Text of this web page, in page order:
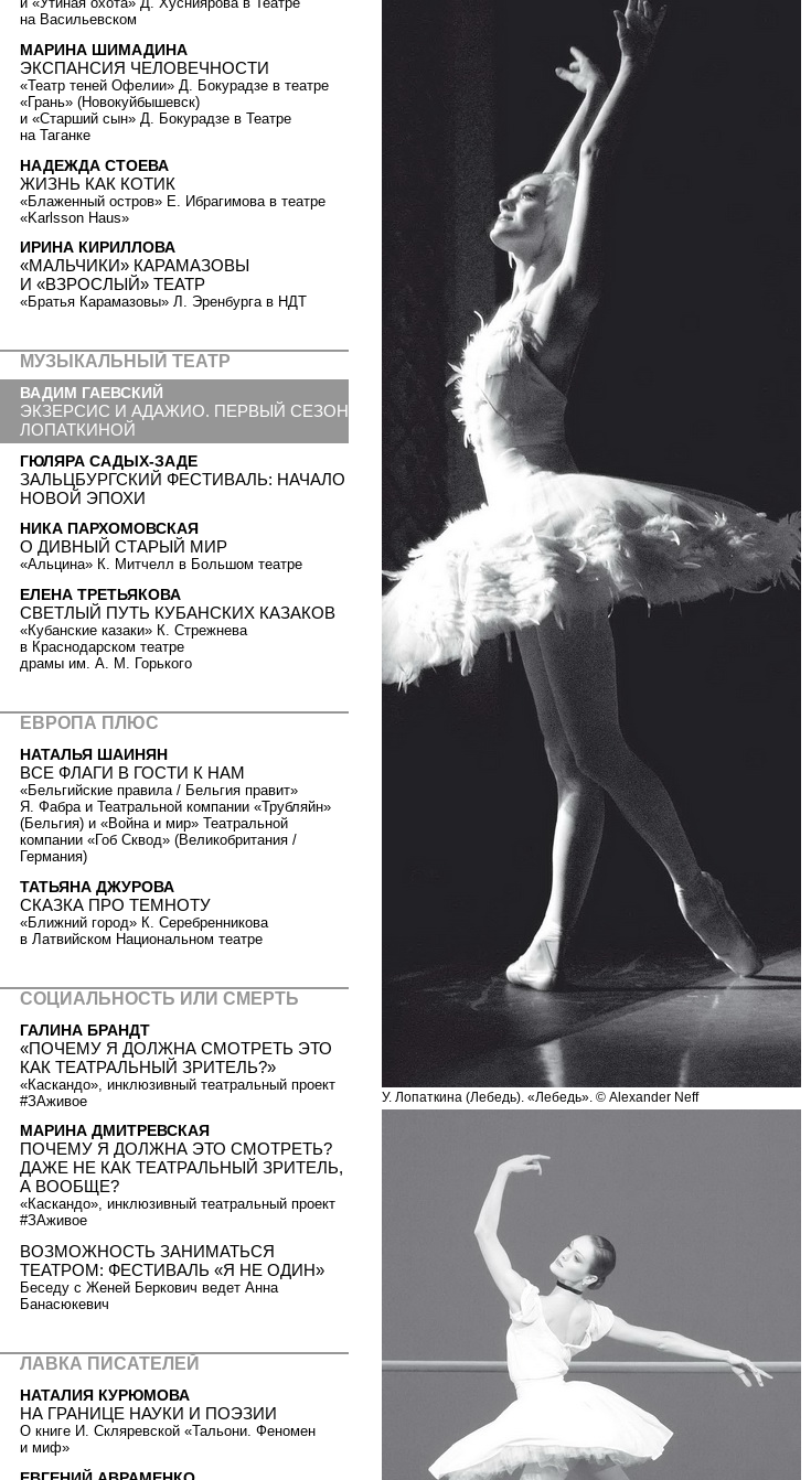
У. Лопаткина (Лебедь). «Лебедь». © Alexander Neff
на Васильевском
МАРИНА ШИМАДИНА
ЭКСПАНСИЯ ЧЕЛОВЕЧНОСТИ
«Театр теней Офелии» Д. Бокурадзе в театре
«Грань» (Новокуйбышевск)
и «Старший сын» Д. Бокурадзе в Театре
на Таганке
НАДЕЖДА СТОЕВА
ЖИЗНЬ КАК КОТИК
«Блаженный остров» Е. Ибрагимова в театре
«Karlsson Haus»
ИРИНА КИРИЛЛОВА
«МАЛЬЧИКИ» КАРАМАЗОВЫ
И «ВЗРОСЛЫЙ» ТЕАТР
«Братья Карамазовы» Л. Эренбурга в НДТ
МУЗЫКАЛЬНЫЙ ТЕАТР
ВАДИМ ГАЕВСКИЙ
ЭКЗЕРСИС И АДАЖИО. ПЕРВЫЙ СЕЗОН
ЛОПАТКИНОЙ
ГЮЛЯРА САДЫХ-ЗАДЕ
ЗАЛЬЦБУРГСКИЙ ФЕСТИВАЛЬ: НАЧАЛО
НОВОЙ ЭПОХИ
НИКА ПАРХОМОВСКАЯ
О ДИВНЫЙ СТАРЫЙ МИР
«Альцина» К. Митчелл в Большом театре
ЕЛЕНА ТРЕТЬЯКОВА
СВЕТЛЫЙ ПУТЬ КУБАНСКИХ КАЗАКОВ
«Кубанские казаки» К. Стрежнева
в Краснодарском театре
драмы им. А. М. Горького
ЕВРОПА ПЛЮС
НАТАЛЬЯ ШАИНЯН
ВСЕ ФЛАГИ В ГОСТИ К НАМ
«Бельгийские правила / Бельгия правит»
Я. Фабра и Театральной компании «Трубляйн»
(Бельгия) и «Война и мир» Театральной
компании «Гоб Сквод» (Великобритания /
Германия)
ТАТЬЯНА ДЖУРОВА
СКАЗКА ПРО ТЕМНОТУ
«Ближний город» К. Серебренникова
в Латвийском Национальном театре
СОЦИАЛЬНОСТЬ ИЛИ СМЕРТЬ
ГАЛИНА БРАНДТ
«ПОЧЕМУ Я ДОЛЖНА СМОТРЕТЬ ЭТО
КАК ТЕАТРАЛЬНЫЙ ЗРИТЕЛЬ?»
«Каскандо», инклюзивный театральный проект
#ЗАживое
МАРИНА ДМИТРЕВСКАЯ
ПОЧЕМУ Я ДОЛЖНА ЭТО СМОТРЕТЬ?
ДАЖЕ НЕ КАК ТЕАТРАЛЬНЫЙ ЗРИТЕЛЬ,
А ВООБЩЕ?
«Каскандо», инклюзивный театральный проект
#ЗАживое
ВОЗМОЖНОСТЬ ЗАНИМАТЬСЯ
ТЕАТРОМ: ФЕСТИВАЛЬ «Я НЕ ОДИН»
Беседу с Женей Беркович ведет Анна
Банасюкевич
ЛАВКА ПИСАТЕЛЕЙ
НАТАЛИЯ КУРЮМОВА
НА ГРАНИЦЕ НАУКИ И ПОЭЗИИ
О книге И. Скляревской «Тальони. Феномен
и миф»